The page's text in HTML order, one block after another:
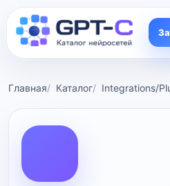
Главная Каталог Integrations/